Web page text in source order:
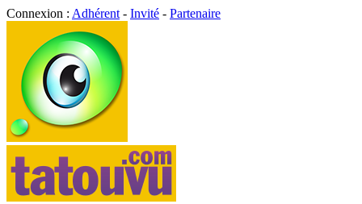
Connexion : Adhérent - Invité - Partenaire